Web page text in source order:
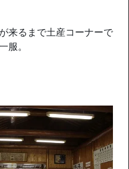
来るまで土産コーナーで
服。